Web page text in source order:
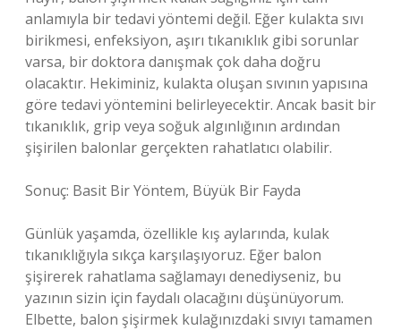
anlamıyla bir tedavi yöntemi değil. Eğer kulakta sıvı
birikmesi, enfeksiyon, aşırı tıkanıklık gibi sorunlar
varsa, bir doktora danışmak çok daha doğru
olacaktır. Hekiminiz, kulakta oluşan sıvının yapısına
göre tedavi yöntemini belirleyecektir. Ancak basit bir
tıkanıklık, grip veya soğuk algınlığının ardından
şişirilen balonlar gerçekten rahatlatıcı olabilir.
Sonuç: Basit Bir Yöntem, Büyük Bir Fayda
Günlük yaşamda, özellikle kış aylarında, kulak
tıkanıklığıyla sıkça karşılaşıyoruz. Eğer balon
şişirerek rahatlama sağlamayı denediyseniz, bu
yazının sizin için faydalı olacağını düşünüyorum.
Elbette, balon şişirmek kulağınızdaki sıvıyı tamamen